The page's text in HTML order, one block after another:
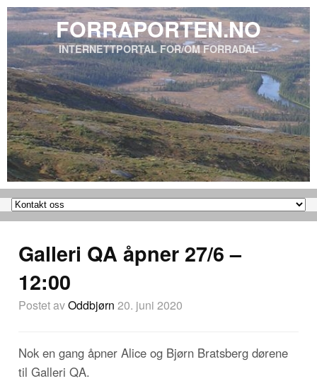
FORRAPORTEN.NO
INTERNETTPORTAL FOR/OM FORRADAL
Galleri QA åpner 27/6 –
12:00
Postet avOddbjørn 20. juni 2020
Nok en gang åpner Alice og Bjørn Bratsberg dørene
til Galleri QA.